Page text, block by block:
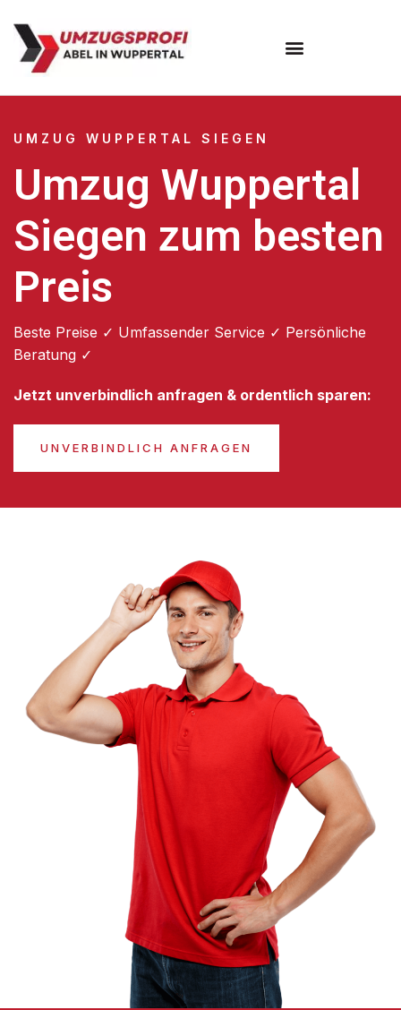
UMZUG WUPPERTAL SIEGEN
Umzug Wuppertal
Siegen zum besten
Preis
Beste Preise ✓ Umfassender Service ✓ Persönliche
Beratung ✓
Jetzt unverbindlich anfragen & ordentlich sparen:
UNVERBINDLICH ANFRAGEN